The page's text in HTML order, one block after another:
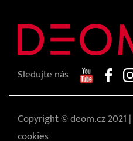
Sledujte nás
Copyright © deom.cz 2021 |
cookies